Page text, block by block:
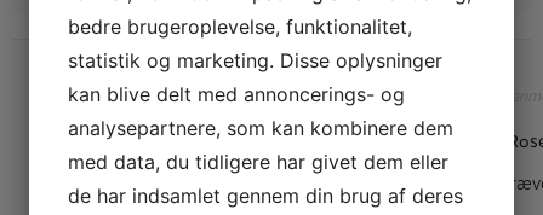
Der er endnu ikke nogle
Vær den første til at anmelde “MANCKE
Din e-mailadresse vil ikke blive publiceret.
bedre brugeroplevelse, funktionalitet,
statistik og marketing. Disse oplysninger
kan blive delt med annoncerings- og
analysepartnere, som kan kombinere dem
med data, du tidligere har givet dem eller
de har indsamlet gennem din brug af deres